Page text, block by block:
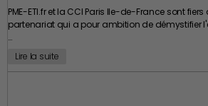
PME-ETI.fr et la CCI Paris Ile-de-France sont
partenariat qui a pour ambition de démystifier
…
Lire la suite